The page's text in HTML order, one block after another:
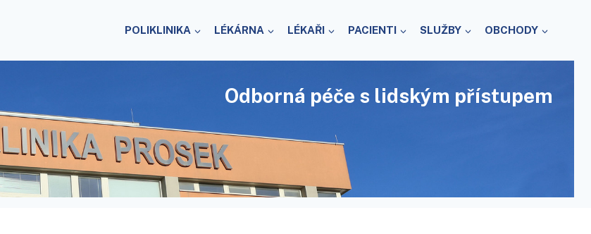
POLIKLINIKA LÉKÁRNA LÉKAŘI PACIENTI SLUŽBY OBCHODY
Odborná péče s lidským přístupem